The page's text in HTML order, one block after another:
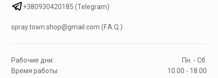
+380930420185 (Telegram)
spray.town.shop@gmail.com (F.A.Q.)
Рабочие дни:
Пн. - Сб.
Время работы:
10.00 - 18.00